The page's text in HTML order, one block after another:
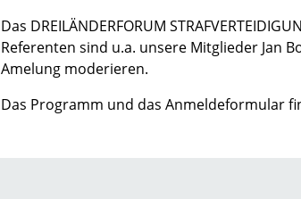
Das DREILÄNDERFORUM
Referenten sind u.a. unsere Mitglieder Jan
Amelung moderieren.
Das Programm und das Anmeldeformular